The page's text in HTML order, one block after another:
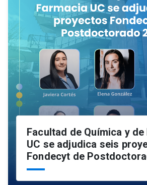
Facultad de Química y
UC se adjudica seis
Fondecyt de